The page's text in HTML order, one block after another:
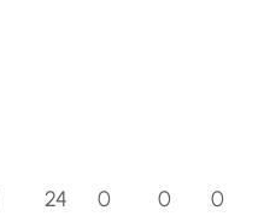
24 0 0 0